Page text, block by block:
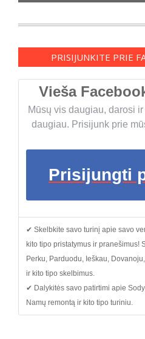
PRISIJUNKITE PRIE
Vieša
Mūsų vis daugiau, darosi
daugiau. Prisijunk prie
Prisijungti
✔ Skelbkite savo turinį apie savo
kito tipo pristatymus ir pranešimus!
Perku, Parduodu, Ieškau,
ir kito tipo skelbimus.
✔ Dalykitės savo patirtimi apie
Namų remontą ir kito tipo turiniu.